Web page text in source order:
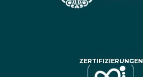
ZERTIFIZIERUNGEN